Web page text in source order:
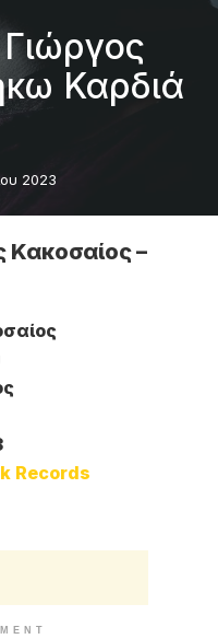
Καρδιά
2023
Κακοσαίος –
Records